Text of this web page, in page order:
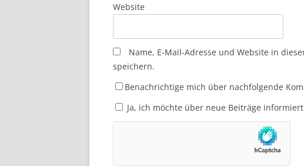
Website
Name, E-Mail-Adresse und Website in
speichern.
Benachrichtige mich über nachfolgende
Ja, ich möchte über neue Beiträge